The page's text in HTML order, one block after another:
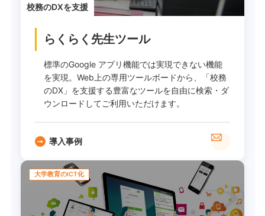
校務のDXを支援
らくらく先生ツール
標準のGoogle アプリ機能では実現できない機能
を実現。Web上の専用ツールボードから、「校務
のDX」を支援する豊富なツールを自由に検索・ダ
ウンロードしてご利用いただけます。
導入事例
大学教育のICT化